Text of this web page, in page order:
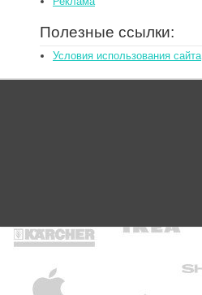
Полезные ссылки:
Условия использования сайта